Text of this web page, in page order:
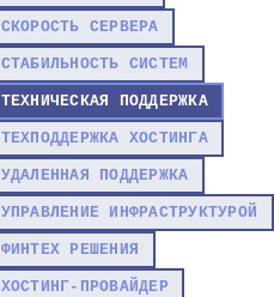
СКОРОСТЬ СЕРВЕРА
СТАБИЛЬНОСТЬ СИСТЕМ
ТЕХНИЧЕСКАЯ ПОДДЕРЖКА
ТЕХПОДДЕРЖКА ХОСТИНГА
УДАЛЕННАЯ ПОДДЕРЖКА
УПРАВЛЕНИЕ ИНФРАСТРУКТУРОЙ
ФИНТЕХ РЕШЕНИЯ
ХОСТИНГ-ПРОВАЙДЕР